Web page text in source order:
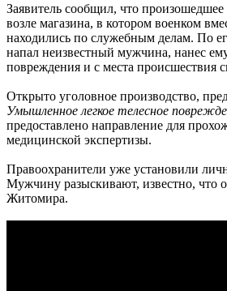
Заявитель сообщил, что
возле магазина, в котором военком
находились по служебным делам. По
напал неизвестный мужчина, нанес
повреждения и с места происшествия
Открыто уголовное производство,
Умышленное легкое телесное
предоставлено направление для
медицинской экспертизы.
Правоохранители уже установили
Мужчину разыскивают, известно, что
Житомира.